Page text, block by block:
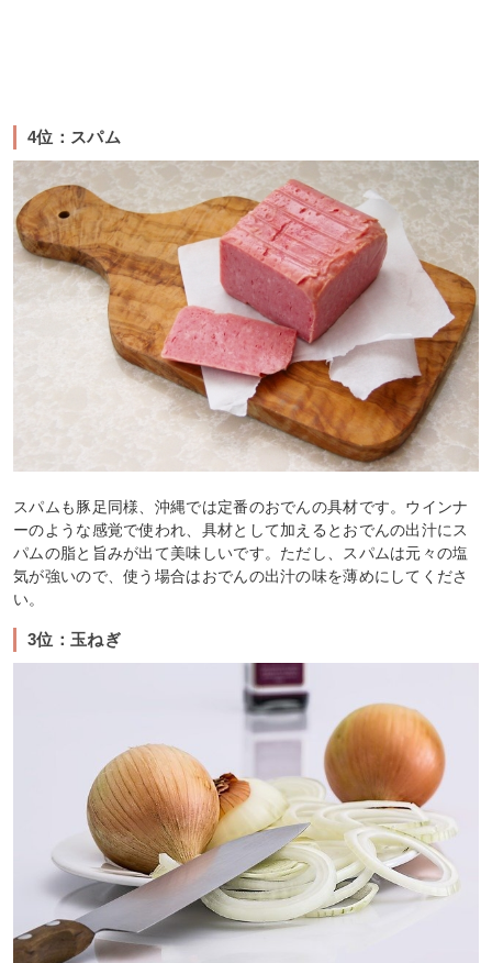
4位：スパム
スパムも豚足同様、沖縄では定番のおでんの具材です。ウインナ
ーのような感覚で使われ、具材として加えるとおでんの出汁にス
パムの脂と旨みが出て美味しいです。ただし、スパムは元々の塩
気が強いので、使う場合はおでんの出汁の味を薄めにしてくださ
い。
3位：玉ねぎ